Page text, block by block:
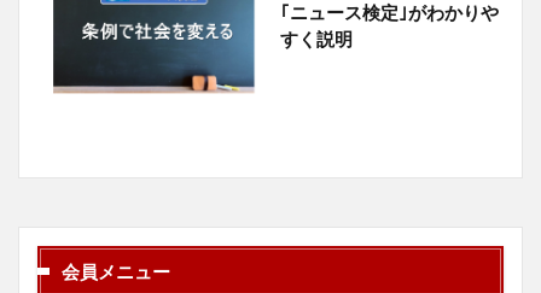
｢ニュース検定｣がわかりや
すく説明
会員メニュー